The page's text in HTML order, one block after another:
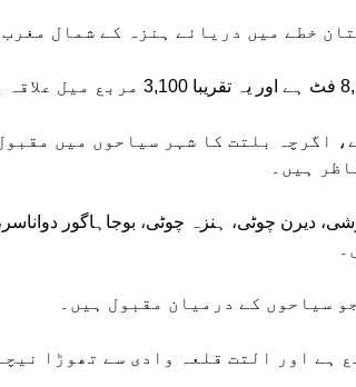
خطے میں دریائے ہنزہ کے شمال مغرب
اگرچہ بلتت کا شہر سیاحوں میں
ہیں۔
دیرن چوٹی، ہنزہ چوٹی، بوجاہاگور
سیاحوں کے درمیان مقبول ہیں۔
ہے اور التت قلعہ وادی سے تھوڑا